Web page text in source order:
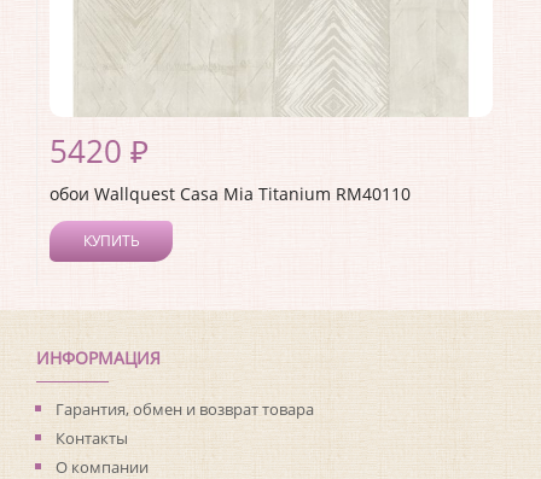
5420 ₽
обои Wallquest Casa Mia Titanium RM40110
КУПИТЬ
Длина рулона:
Ширина рулона: 0.52
Материал покрытия:Акриловое
Страна:США
Материал основы:
Раппорт:<>
ИНФОРМАЦИЯ
Гарантия, обмен и возврат товара
Контакты
О компании